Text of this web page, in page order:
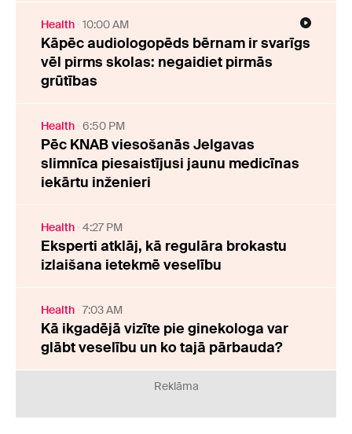
Health 10:00 AM
Kāpēc audiologopēds bērnam ir svarīgs
vēl pirms skolas: negaidiet pirmās
grūtības
Health 6:50 PM
Pēc KNAB viesošanās Jelgavas
slimnīca piesaistījusi jaunu medicīnas
iekārtu inženieri
Health 4:27 PM
Eksperti atklāj, kā regulāra brokastu
izlaišana ietekmē veselību
Health 7:03 AM
Kā ikgadējā vizīte pie ginekologa var
glābt veselību un ko tajā pārbauda?
Reklāma